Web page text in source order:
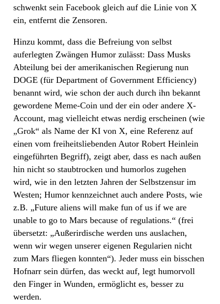
schwenkt sein Facebook gleich auf die Linie von X
ein, entfernt die Zensoren.
Hinzu kommt, dass die Befreiung von selbst
auferlegten Zwängen Humor zulässt: Dass Musks
Abteilung bei der amerikanischen Regierung nun
DOGE (für Department of Government Efficiency)
benannt wird, wie schon der auch durch ihn bekannt
gewordene Meme-Coin und der ein oder andere X-
Account, mag vielleicht etwas nerdig erscheinen (wie
„Grok“ als Name der KI von X, eine Referenz auf
einen vom freiheitsliebenden Autor Robert Heinlein
eingeführten Begriff), zeigt aber, dass es nach außen
hin nicht so staubtrocken und humorlos zugehen
wird, wie in den letzten Jahren der Selbstzensur im
Westen; Humor kennzeichnet auch andere Posts, wie
z.B. „Future aliens will make fun of us if we are
unable to go to Mars because of regulations.“ (frei
übersetzt: „Außerirdische werden uns auslachen,
wenn wir wegen unserer eigenen Regularien nicht
zum Mars fliegen konnten“). Jeder muss ein bisschen
Hofnarr sein dürfen, das weckt auf, legt humorvoll
den Finger in Wunden, ermöglicht es, besser zu
werden.